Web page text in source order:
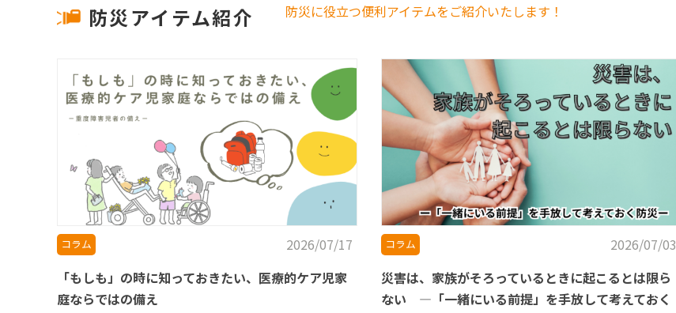
防災アイテム紹介 防災に役立つ便利アイテムをご紹介いたします！
コラム
2026/07/17
「もしも」の時に知っておきたい、医療的ケア児家
庭ならではの備え
コラム
2026/07/03
災害は、家族がそろっているときに起こるとは限ら
ない ―「一緒にいる前提」を手放して考えておく